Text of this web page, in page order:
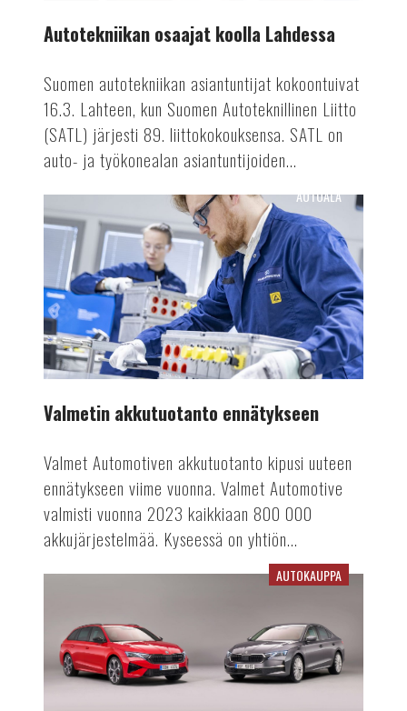
Autotekniikan osaajat koolla Lahdessa
Suomen autotekniikan asiantuntijat kokoontuivat
16.3. Lahteen, kun Suomen Autoteknillinen Liitto
(SATL) järjesti 89. liittokokouksensa. SATL on
auto- ja työkonealan asiantuntijoiden...
akkutuotanto
ennätykseen
AUTOALA
Valmetin akkutuotanto ennätykseen
Valmet Automotiven akkutuotanto kipusi uuteen
ennätykseen viime vuonna. Valmet Automotive
valmisti vuonna 2023 kaikkiaan 800 000
akkujärjestelmää. Kyseessä on yhtiön...
vaikuttaa
rekisteröinteihin
AUTOKAUPPA